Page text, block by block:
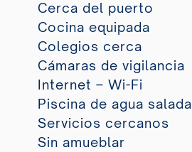
Cerca del puerto
Cocina equipada
Colegios cerca
Cámaras de vigilancia
Internet – Wi-Fi
Piscina de agua salada
Servicios cercanos
Sin amueblar